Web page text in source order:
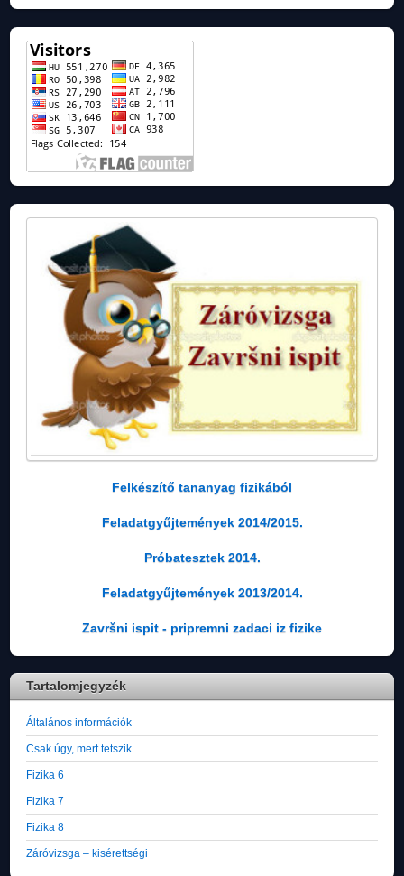
Felkészítő tananyag fizikából
Feladatgyűjtemények 2014/2015.
Próbatesztek 2014.
Feladatgyűjtemények 2013/2014.
Završni ispit - pripremni zadaci iz fizike
Tartalomjegyzék
Általános információk
Csak úgy, mert tetszik…
Fizika 6
Fizika 7
Fizika 8
Záróvizsga – kisérettségi